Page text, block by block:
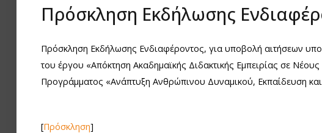
Πρόσκληση Εκδήλωσης
Πρόσκληση Εκδήλωσης Ενδιαφέροντος, για υποβολή αιτήσεων
του έργου «Απόκτηση Ακαδημαϊκής Διδακτικής Εμπειρίας σε
Προγράμματος «Ανάπτυξη Ανθρώπινου Δυναμικού, Εκπαίδευση
[Πρόσκληση]